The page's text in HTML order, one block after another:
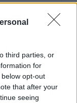
third parties, or
for
opt-out
that after your
seeing